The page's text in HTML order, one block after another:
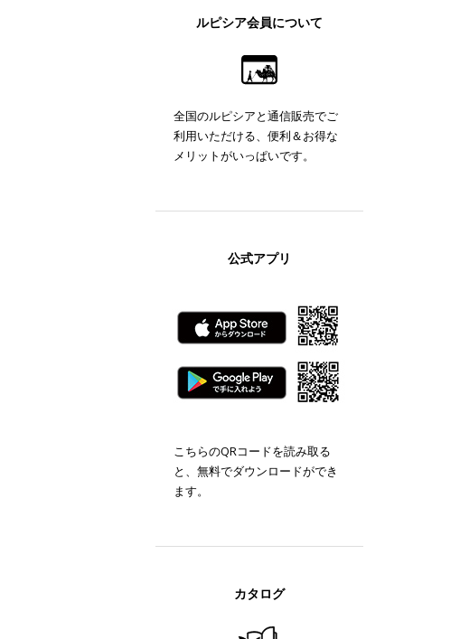
ルピシア会員について
全国のルピシアと通信販売でご
利用いただける、便利＆お得な
メリットがいっぱいです。
公式アプリ
こちらのQRコードを読み取る
と、無料でダウンロードができ
ます。
カタログ